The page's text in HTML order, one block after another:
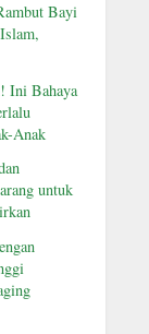
Bayi
Ini Bahaya
Anak
untuk